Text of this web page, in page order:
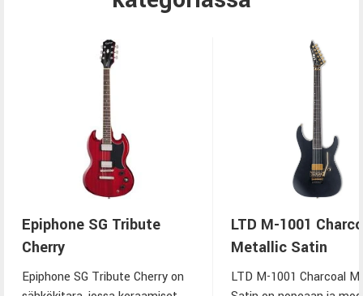
Epiphone SG Tribute
Cherry
Epiphone SG Tribute Cherry on
LTD M-1001
Metallic Satin
LTD M-1001 Charcoal